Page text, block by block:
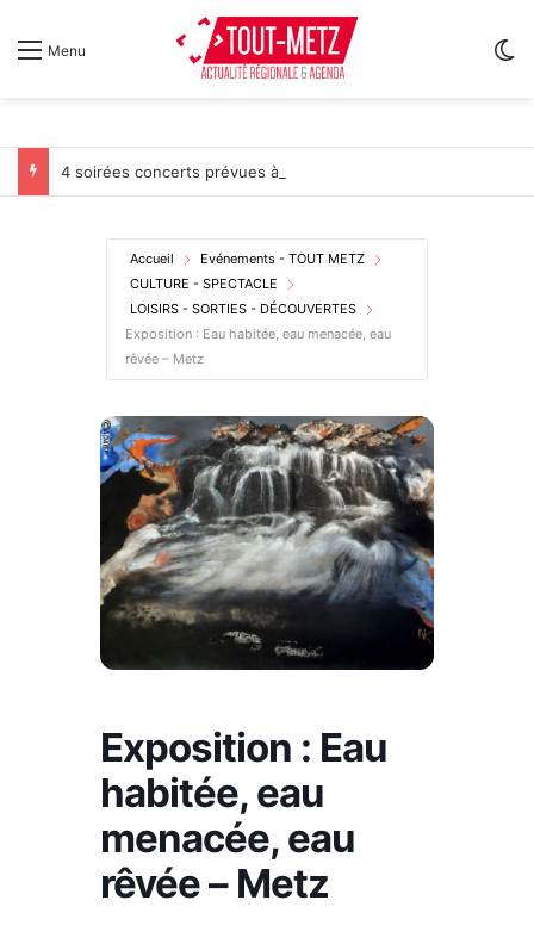
Menu
Accueil
Evénements - TOUT METZ
CULTURE - SPECTACLE
LOISIRS - SORTIES - DÉCOUVERTES
Exposition : Eau habitée, eau menacée, eau
rêvée – Metz
Exposition : Eau
habitée, eau
menacée, eau
rêvée – Metz